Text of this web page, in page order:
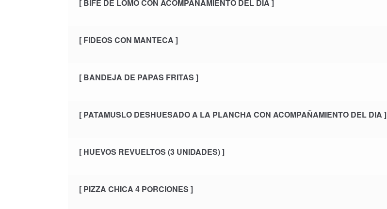
[ BIFE DE LOMO CON ACOMPAÑAMIENTO DEL DIA ]
[ FIDEOS CON MANTECA ]
[ BANDEJA DE PAPAS FRITAS ]
[ PATAMUSLO DESHUESADO A LA PLANCHA CON ACOMPAÑAMIENTO DEL DIA ]
[ HUEVOS REVUELTOS (3 UNIDADES) ]
[ PIZZA CHICA 4 PORCIONES ]